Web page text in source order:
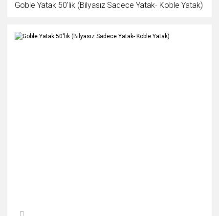
Goble Yatak 50'lik (Bilyasız Sadece Yatak- Koble Yatak)